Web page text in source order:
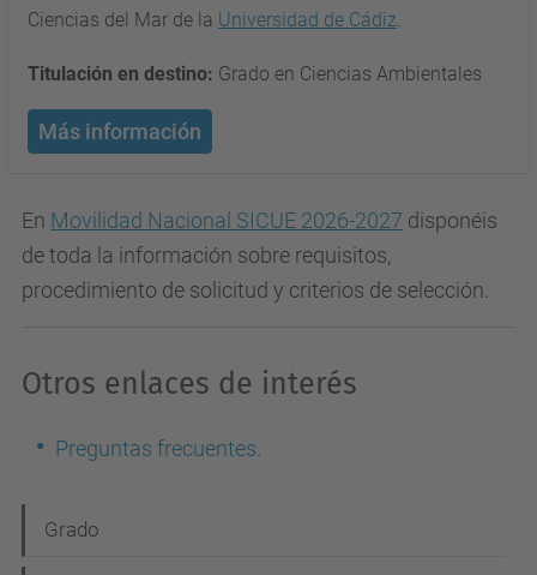
Ciencias del Mar de la Universidad de Cádiz.
Titulación en destino: Grado en Ciencias Ambientales
Más información
En Movilidad Nacional SICUE 2026-2027 disponéis
de toda la información sobre requisitos,
procedimiento de solicitud y criterios de selección.
Otros enlaces de interés
Preguntas frecuentes
Grado